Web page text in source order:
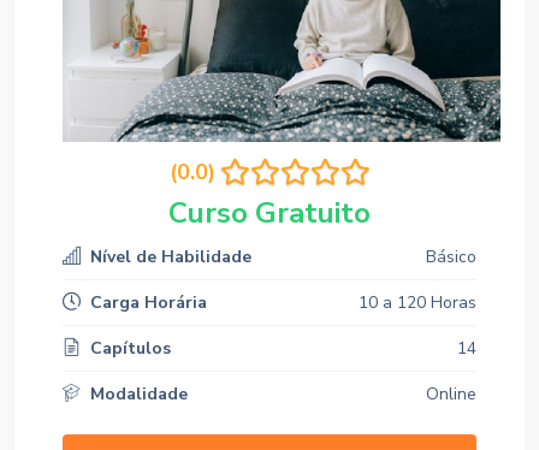
(0.0)
Curso Gratuito
Nível de Habilidade
Básico
Carga Horária
10 a 120 Horas
Capítulos
14
Modalidade
Online